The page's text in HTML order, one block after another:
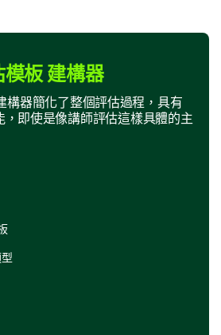
板 建構器
構器簡化了整個評估過程，具有
，即使是像講師評估這樣具體的主